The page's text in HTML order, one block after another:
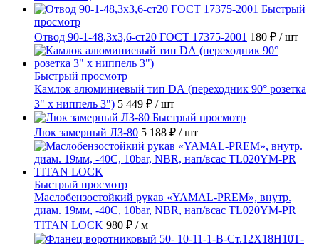
Быстрый
просмотр
Отвод 90-1-48,3х3,6-ст20 ГОСТ 17375-2001 180 ₽ / шт
Быстрый просмотр
Камлок алюминиевый тип DА (переходник 90° розетка
3" х ниппель 3") 5 449 ₽ / шт
Быстрый просмотр
Люк замерный ЛЗ-80 5 188 ₽ / шт
Быстрый просмотр
Маслобензостойкий рукав «YAMAL-PREM», внутр.
диам. 19мм, -40C, 10bar, NBR, нап/всас TL020YM-PR
TITAN LOCK 980 ₽ / м